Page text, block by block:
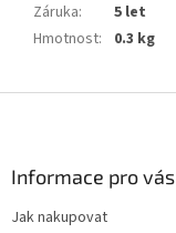
Záruka:
5 let
Hmotnost: 0.3 kg
Informace pro vás
Jak nakupovat